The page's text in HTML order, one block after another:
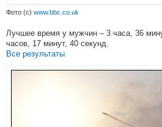
Фото (с) www.bbc.co.uk
Лучшее время у мужчин – 3 часа, 36
часов, 17 минут, 40 секунд.
Все результаты